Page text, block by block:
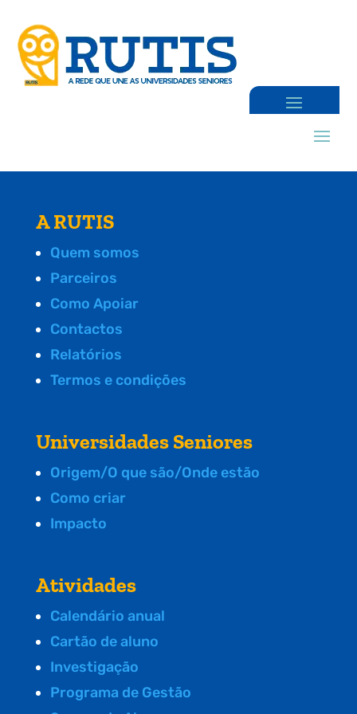
A RUTIS
Quem somos
Parceiros
Como Apoiar
Contactos
Relatórios
Termos e condições
Universidades Seniores
Origem/O que são/Onde estão
Como criar
Impacto
Atividades
Calendário anual
Cartão de aluno
Investigação
Programa de Gestão